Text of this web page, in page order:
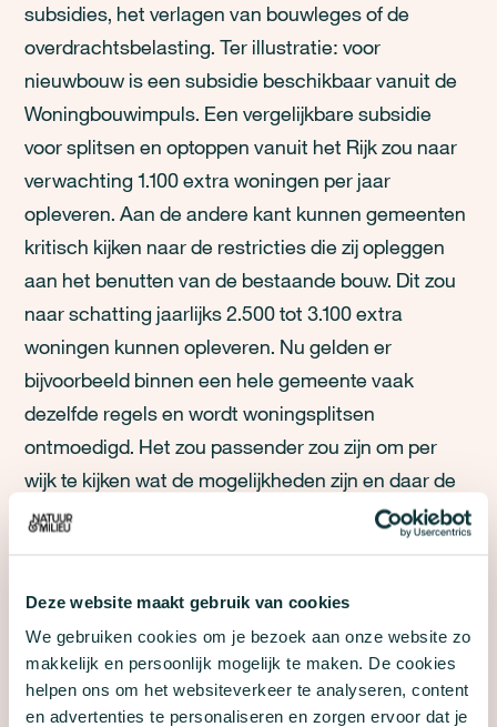
Deze website maakt gebruik van cookies
We gebruiken cookies om je bezoek aan onze website zo
makkelijk en persoonlijk mogelijk te maken. De cookies
helpen ons om het websiteverkeer te analyseren, content
en advertenties te personaliseren en zorgen ervoor dat je
subsidies, het verlagen van bouwleges of de
overdrachtsbelasting. Ter illustratie: voor
nieuwbouw is een subsidie beschikbaar vanuit de
Woningbouwimpuls. Een vergelijkbare subsidie
voor splitsen en optoppen vanuit het Rijk zou naar
verwachting 1.100 extra woningen per jaar
opleveren. Aan de andere kant kunnen gemeenten
kritisch kijken naar de restricties die zij opleggen
aan het benutten van de bestaande bouw. Dit zou
naar schatting jaarlijks 2.500 tot 3.100 extra
woningen kunnen opleveren. Nu gelden er
bijvoorbeeld binnen een hele gemeente vaak
dezelfde regels en wordt woningsplitsen
ontmoedigd. Het zou passender zou zijn om per
wijk te kijken wat de mogelijkheden zijn en daar de
regels op aan te passen.
ANDERE VOORDELEN
Verbouwen levert dus extra woningen op in een tijd
van grote woningnood. Ten opzichte van
nieuwbouw zijn er nog meer voordelen. De